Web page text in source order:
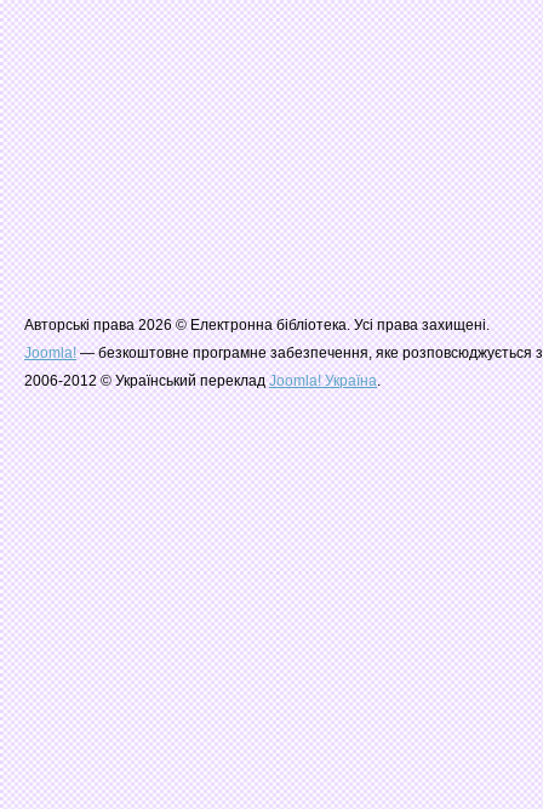
Авторські права 2026 © Електронна бібліотека. Усі права захищені.
Joomla!— безкоштовне програмне забезпечення, яке розповсюджується
2006-2012 © Український перекладJoomla! Україна.